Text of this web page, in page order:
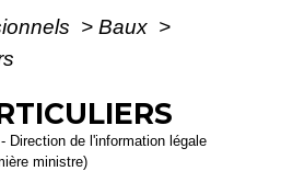
> Baux >
Direction de l'information légale
ministre)